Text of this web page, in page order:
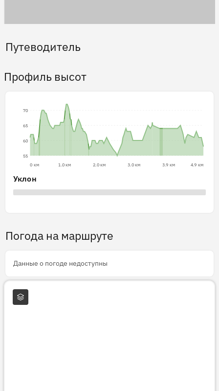
Путеводитель
Профиль высот
55
60
65
70
0 км 1.0 км 2.0 км 3.0 км 3.9 км 4.9 км
Уклон
Погода на маршруте
Данные о погоде недоступны